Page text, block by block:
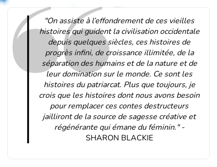
"On assiste à l’effondrement de ces vieilles
histoires qui guident la civilisation occidentale
depuis quelques siècles, ces histoires de
progrès infini, de croissance illimitée, de la
séparation des humains et de la nature et de
leur domination sur le monde. Ce sont les
histoires du patriarcat. Plus que toujours, je
crois que les histoires dont nous avons besoin
pour remplacer ces contes destructeurs
jailliront de la source de sagesse créative et
régénérante qui émane du féminin." -
SHARON BLACKIE